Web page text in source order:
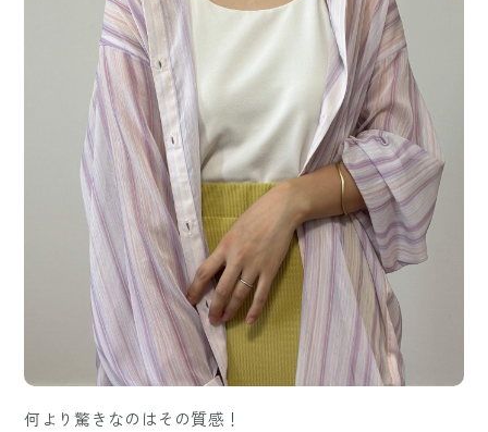
何より驚きなのはその質感！